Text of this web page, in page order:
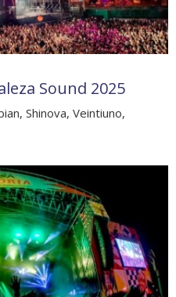
Sound 2025
Shinova, Veintiuno,